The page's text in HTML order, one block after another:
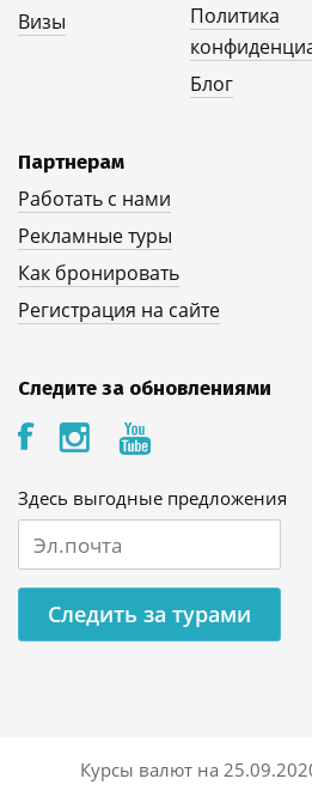
Визы
Политика
Блог
Партнерам
Работать с нами
Рекламные туры
Как бронировать
Регистрация на сайте
Следите за обновлениями
Здесь выгодные предложения
Следить за турами
Курсы валют на